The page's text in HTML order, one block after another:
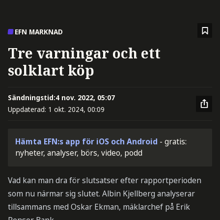
EFN MARKNAD
Tre varningar och ett
solklart köp
Sändningstid:4 nov. 2022, 05:07
Uppdaterad: 1 okt. 2024, 00:09
Hämta EFN:s app för iOS och Android - gratis:
nyheter, analyser, börs, video, podd
Vad kan man dra för slutsatser efter rapportperioden
som nu närmar sig slutet. Albin Kjellberg analyserar
tillsammans med Oskar Ekman, mäklarchef på Erik